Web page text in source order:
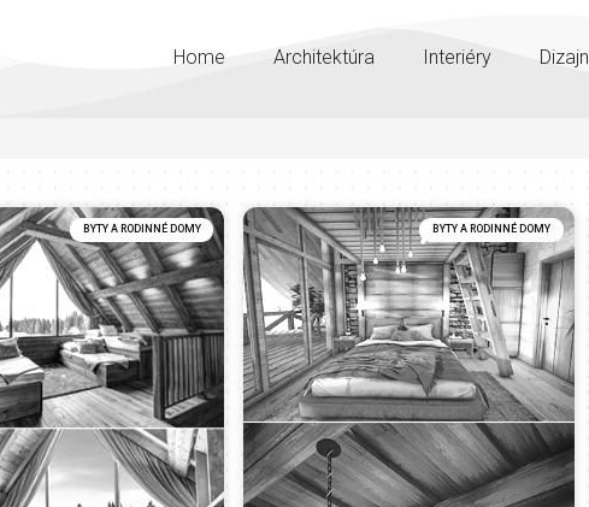
Home Architektúra Interiéry Dizajn
BYTY A RODINNÉ DOMY BYTY A RODINNÉ DOMY